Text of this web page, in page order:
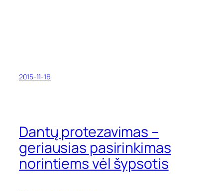
2015-11-16
Dantų protezavimas –
geriausias pasirinkimas
norintiems vėl šypsotis